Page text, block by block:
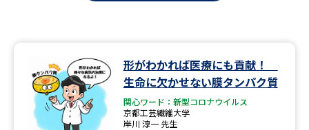
大学・短大以外の資料から請求
専門学校の資料請求 大学院の資料請求
形がわかれば医療にも貢献！
生命に欠かせない膜タンパク質
関心ワード：新型コロナウイルス
京都工芸繊維大学
岸川 淳一 先生